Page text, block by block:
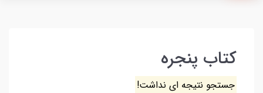
کتاب پنجره
جستجو نتیجه ای نداشت!